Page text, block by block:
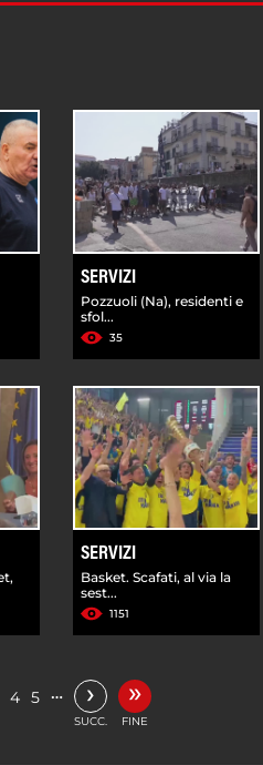
SERVIZI
Pozzuoli (Na), residenti e
sfol...
35
SERVIZI
Basket. Scafati, al via la
sest...
1151
4 5 … ›
SUCC.
»
FINE